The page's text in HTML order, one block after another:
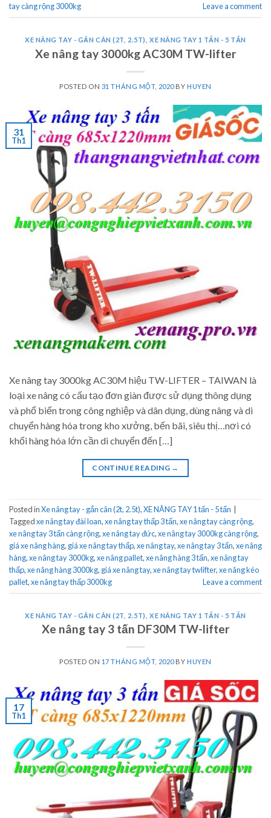
tay càng rộng 3000kg
Leave a comment
XE NÂNG TAY - GẮN CÂN (2T, 2.5T) ,XE NÂNG TAY 1 TẤN - 5 TẤN
Xe nâng tay 3000kg AC30M TW-lifter
POSTED ON 31 THÁNG MỘT, 2020BYHUYEN
31
Th1
Xe nâng tay 3000kg AC30M hiệu TW-LIFTER – TAIWAN là
loại xe nâng có cấu tạo đơn giàn được sử dụng thông dụng
và phổ biến trong công nghiệp và dân dụng, dùng nâng và di
chuyển hàng hóa trong kho xưởng, bến bãi, siêu thị…nơi có
khối hàng hóa lớn cần di chuyển đến […]
CONTINUE READING →
Posted inXe nâng tay - gắn cân (2t, 2.5t),XE NÂNG TAY 1 tấn - 5 tấn
Taggedxe nâng tay đài loan,xe nâng tay thấp 3 tấn,xe nâng tay càng rộng,
xe nâng tay 3 tấn càng rộng,xe nâng tay đức,xe nâng tay 3000kg càng rộng,
giá xe nâng hàng, giá xe nâng tay thấp,xe nâng tay,xe nâng tay 3 tấn,xe nâng
hàng,xe nâng tay 3000kg,xe nâng pallet,xe nâng hàng 3 tấn,xe nâng tay
thấp,xe nâng hàng 3000kg, giá xe nâng tay,xe nâng tay twlifter,xe nâng kéo
pallet,xe nâng tay thấp 3000kg Leave a comment
XE NÂNG TAY - GẮN CÂN (2T, 2.5T) ,XE NÂNG TAY 1 TẤN - 5 TẤN
Xe nâng tay 3 tấn DF30M TW-lifter
POSTED ON 17 THÁNG MỘT, 2020BYHUYEN
17
Th1